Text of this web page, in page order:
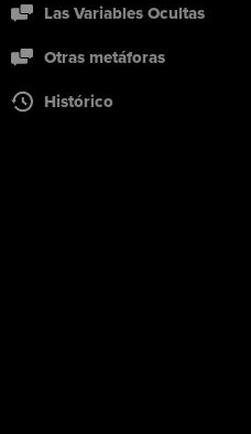
Las Variables Ocultas
Otras metáforas
Histórico